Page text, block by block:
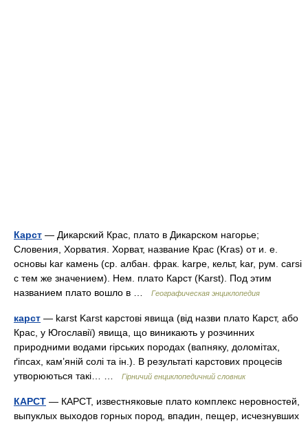
Карст — Дикарский Крас, плато в Дикарском нагорье;
Словения, Хорватия. Хорват, название Крас (Kras) от и. е.
основы kar камень (ср. албан. фрак. karpe, кельт, kar, рум. carsi
с тем же значением). Нем. плато Карст (Karst). Под этим
названием плато вошло в …
Географическая энциклопедия
карст — karst Karst карстові явища (від назви плато Карст, або
Крас, у Югославії) явища, що виникають у розчинних
природними водами гірських породах (вапняку, доломітах,
ґіпсах, кам’яній солі та ін.). В результаті карстових процесів
утворюються такі… …
Гірничий енциклопедичний словник
КАРСТ — КАРСТ, известняковые плато комплекс неровностей,
выпуклых выходов горных пород, впадин, пещер, исчезнувших